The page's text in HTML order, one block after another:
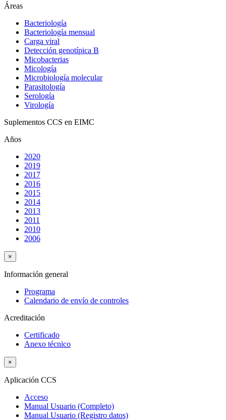
Áreas
Bacteriología
Bacteriología mensual
Carga viral
Detección genotípica B
Micobacterias
Micología
Microbiología molecular
Parasitología
Serología
Virología
Suplementos CCS en EIMC
Años
2020
2019
2017
2016
2015
2014
2013
2011
2010
2006
×
Información general
Programa
Calendario de envío de controles
Acreditación
Certificado
Anexo técnico
×
Aplicación CCS
Acceso
Manual Usuario (Completo)
Manual Usuario (Registro datos)